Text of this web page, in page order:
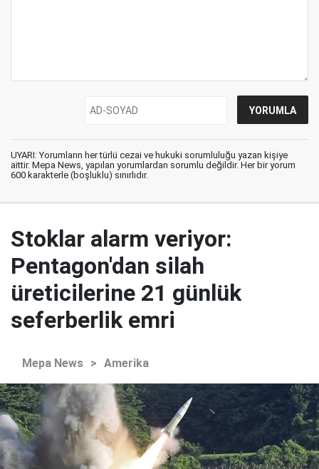
UYARI: Yorumların her türlü cezai ve hukuki sorumluluğu yazan kişiye
aittir. Mepa News, yapılan yorumlardan sorumlu değildir. Her bir yorum
600 karakterle (boşluklu) sınırlıdır.
Stoklar alarm veriyor:
Pentagon'dan silah
üreticilerine 21 günlük
seferberlik emri
Mepa News > Amerika